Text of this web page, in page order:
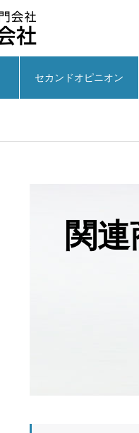
セカンドオピニオン
関